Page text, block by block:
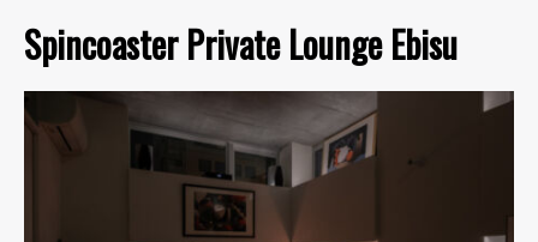
Spincoaster Private Lounge Ebisu